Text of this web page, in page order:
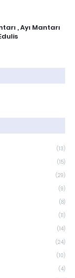
, Ayı Mantarı
(13)
(15)
(29)
(9)
(8)
(11)
(14)
(24)
(10)
(4)